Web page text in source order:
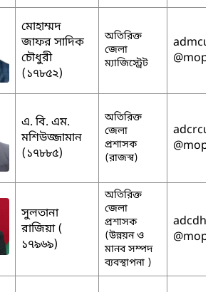
মোহাম্মদ
জাফর সাদিক
চৌধুরী
(১৭৮৫২)
অতিরিক্ত
জেলা
ম্যাজিস্ট্রেট
এ. বি. এম.
মশিউজ্জামান
(১৭৮৮৫)
অতিরিক্ত
জেলা
প্রশাসক
(রাজস্ব)
সুলতানা
রাজিয়া (
১৭৯৬৯)
অতিরিক্ত
জেলা
প্রশাসক
(উন্নয়ন ও
মানব সম্পদ
ব্যবস্থাপনা )